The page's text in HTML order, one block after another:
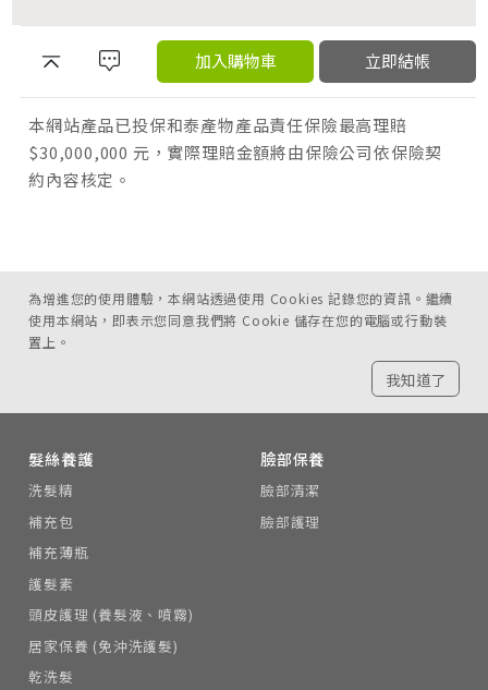
加入購物車 立即結帳
本網站產品已投保和泰產物產品責任保險最高理賠
$30,000,000 元，實際理賠金額將由保險公司依保險契
約內容核定。
為增進您的使用體驗，本網站透過使用 Cookies 記錄您的資訊。繼續
使用本網站，即表示您同意我們將 Cookie 儲存在您的電腦或行動裝
置上。
我知道了
髮絲養護
洗髮精
補充包
補充薄瓶
護髮素
頭皮護理 (養髮液、噴霧)
居家保養 (免沖洗護髮)
乾洗髮
臉部保養
臉部清潔
臉部護理